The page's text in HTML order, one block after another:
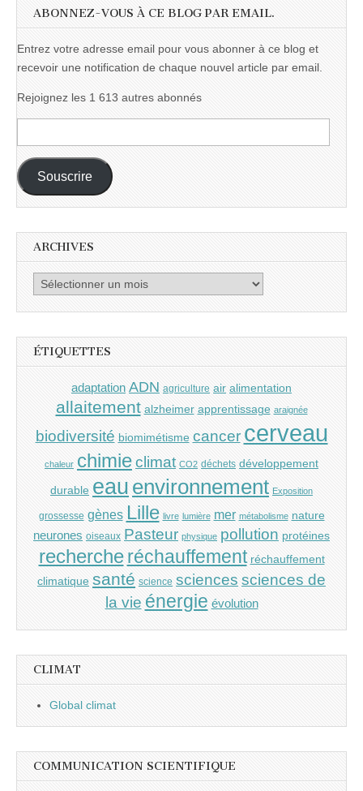
ABONNEZ-VOUS À CE BLOG PAR EMAIL.
Entrez votre adresse email pour vous abonner à ce blog et
recevoir une notification de chaque nouvel article par email.
Rejoignez les 1 613 autres abonnés
e-
mail :
Souscrire
ARCHIVES
Archives
ÉTIQUETTES
adaptation ADN agriculture air alimentation
allaitement alzheimer apprentissage araignée
biodiversité biomimétisme cancer cerveau
chaleur chimieclimat CO2 déchets développement
durable eau environnement Exposition
grossesse gènes Lille livre lumière mer métabolisme nature
neurones oiseaux Pasteur physique pollution protéines
recherche réchauffement réchauffement
climatique santé science sciences sciences de
la vie énergie évolution
CLIMAT
Global climat
COMMUNICATION SCIENTIFIQUE